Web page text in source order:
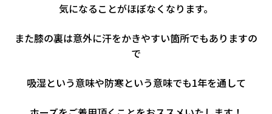
気になることがほぼなくなります。
また膝の裏は意外に汗をかきやすい箇所でもありますの
で
吸湿という意味や防寒という意味でも1年を通して